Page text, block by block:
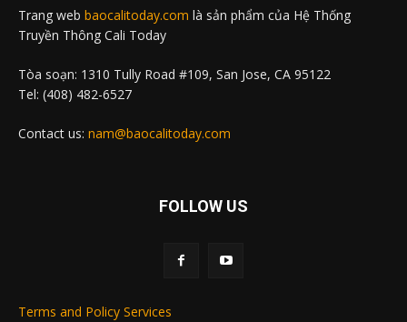
Trang web baocalitoday.com là sản phẩm của Hệ Thống
Truyền Thông Cali Today
Tòa soạn: 1310 Tully Road #109, San Jose, CA 95122
Tel: (408) 482-6527
Contact us: nam@baocalitoday.com
FOLLOW US
Terms and Policy Services